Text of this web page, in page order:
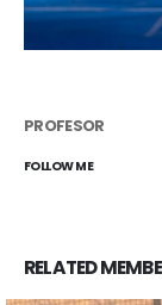
PROFESOR
FOLLOW ME
RELATED